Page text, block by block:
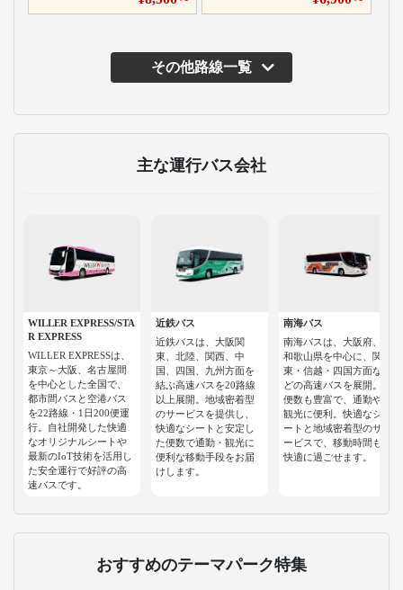
その他路線一覧
主な運行バス会社
WILLER EXPRESS/STA
R EXPRESS
WILLER EXPRESSは、
東京～大阪、名古屋間
を中心とした全国で、
都市間バスと空港バス
を22路線・1日200便運
行。自社開発した快適
なオリジナルシートや
最新のIoT技術を活用し
た安全運行で好評の高
速バスです。
近鉄バス
近鉄バスは、大阪関
東、北陸、関西、中
国、四国、九州方面を
結ぶ高速バスを20路線
以上展開。地域密着型
のサービスを提供し、
快適なシートと安定し
た便数で通勤・観光に
便利な移動手段をお届
けします。
南海バス
南海バスは、大阪府、
和歌山県を中心に、関
東・信越・四国方面な
どの高速バスを展開。
便数も豊富で、通勤や
観光に便利。快適なシ
ートと地域密着型のサ
ービスで、移動時間も
快適に過ごせます。
おすすめのテーマパーク特集